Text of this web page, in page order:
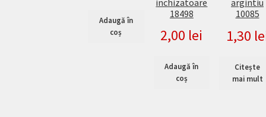
Adaugă în
coș
18498
2,00 lei
Adaugă în
coș
argintiu
10085
1,30
Citește
mai mult